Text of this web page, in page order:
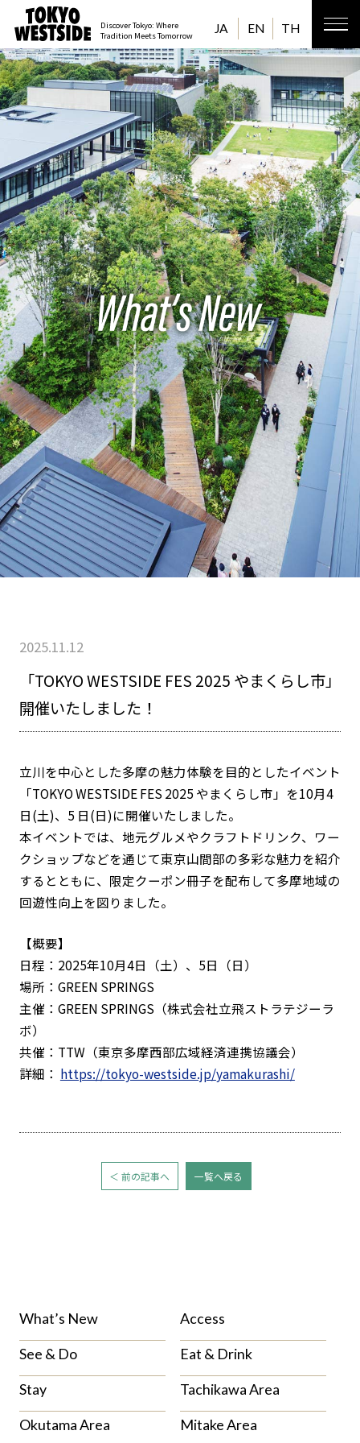
Discover Tokyo: Where
Tradition Meets Tomorrow
JA EN TH
2025.11.12
「TOKYO WESTSIDE FES 2025 やまくらし市」
開催いたしました！
立川を中心とした多摩の魅力体験を目的としたイベント
「TOKYO WESTSIDE FES 2025 やまくらし市」を10月4
日(土)、5 日(日)に開催いたしました。
本イベントでは、地元グルメやクラフトドリンク、 ワー
クショップなどを通じて東京山間部の多彩な魅力を紹介
すると ともに、 限定クーポン冊子を配布して多摩地域の
回遊性向上を図りました。
【概要】
日程：2025年10月4日（土）、5日（日）
場所：GREEN SPRINGS
主催：GREEN SPRINGS（株式会社立飛ストラテジーラ
ボ）
共催：TTW（東京多摩西部広域経済連携協議会）
詳細： https://tokyo-westside.jp/yamakurashi/
＜ 前の記事へ 一覧へ戻る
What’s New
Access
See & Do
Eat & Drink
Stay
Tachikawa Area
Okutama Area
Mitake Area